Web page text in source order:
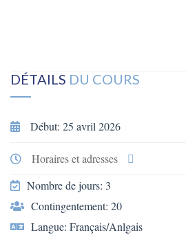
DÉTAILS DU COURS
Début: 25 avril 2026
Horaires et adresses
Nombre de jours: 3
Contingentement: 20
Langue: Français/Anlgais